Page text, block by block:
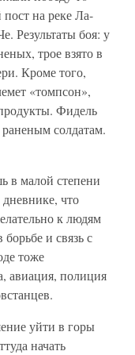
пост на реке Ла-
Результаты боя: у
трое взято в
Кроме того,
«томпсон»,
Фидель
солдатам.
в малой степени
что
к людям
и связь с
тоже
авиация, полиция
уйти в горы
начать